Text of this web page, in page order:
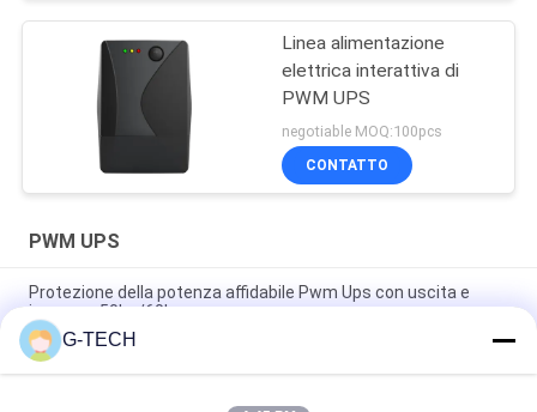
Linea alimentazione
elettrica interattiva di
PWM UPS
negotiable MOQ:100pcs
CONTATTO
PWM UPS
Protezione della potenza affidabile Pwm Ups con uscita e
ingresso 50hz/60hz
1000VA 600W Linea di onde sinusale modificata UPS
interattivo, UPS per computer
G-TECH